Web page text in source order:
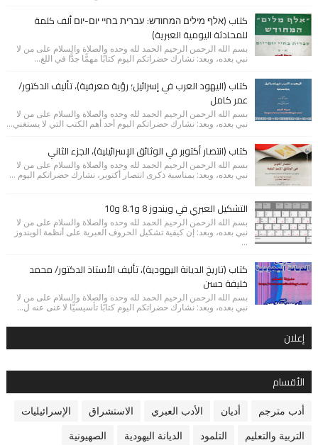
كتاب (אלף מילים המחודש: עברית בחיי יום-יום ألف كلمة
للمحادثة اليومية العبرية)
بسم الله الرحمن الرحيم الحمد لله وحده والصلاة والسلام على من لا
نبي بعده، وبعد: نشارك حضراتكم اليوم كتابًا مهمًّا جدًّا في اللغ...
كتاب (اليهود العرب في إسرائيل؛ رؤية معرفية)، تأليف الدكتور/
عمر كامل
بسم الله الرحمن الرحيم الحمد لله وحده والصلاة والسلام على من لا
نبي بعده، وبعد: نشارك حضراتكم اليوم أحد أهم الكتب التي لا يستغني...
كتاب (انتصار أكتوبر في الوثائق الإسرائيلية)، الجزء الثاني
بسم الله الرحمن الرحيم الحمد لله وحده والصلاة والسلام على من لا
نبي بعده، وبعد: بمناسبة ذكرى انتصار أكتوبر، نشارك حضراتكم اليوم ...
التشكيل العبري في ويندوز 8 و8.1 و10
بسم الله الرحمن الرحيم الحمد لله وحده والصلاة والسلام على من لا
نبي بعده، وبعد: إن كيفية تشكيل الحروف العبرية على أنظمة الويندوز
...
كتاب (تاريخ الديانة اليهودية)، تأليف الأستاذ الدكتور/ محمد
خليفة حسن
بسم الله الرحمن الرحيم الحمد لله وحده والصلاة والسلام على من لا
نبي بعده، وبعد: نشارك حضراتكم اليوم كتابًا تأسيسيًّا لا غنى عنه ل...
إعلان
الأقسام
أدب مترجم أديان الأدب العبري الاستشراق الإسرائيليات
التربية والتعليم التلمود الديانة اليهودية الصهيونية